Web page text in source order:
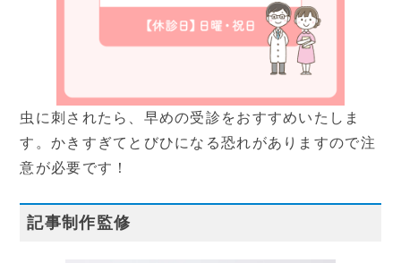
虫に刺されたら、早めの受診をおすすめいたしま
す。かきすぎてとびひになる恐れがありますので注
意が必要です！
記事制作監修